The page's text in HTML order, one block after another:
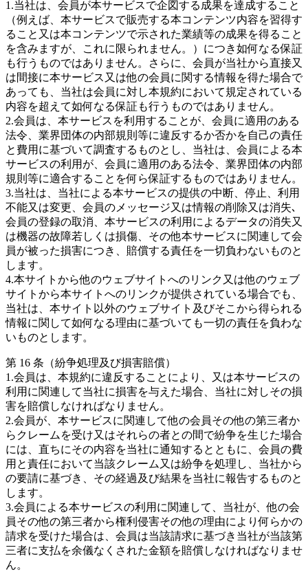
1.当社は、会員が本サービスで企図する成果を達成すること
（例えば、本サービスで販売する本コンテンツ内容を習得す
ること又は本コンテンツで示された業績等の成果を得ること
を含みますが、これに限られません。）につき如何なる保証
も行うものではありません。さらに、会員が当社から直接又
は間接に本サービス又は他の会員に関する情報を得た場合で
あっても、当社は会員に対し本規約において規定されている
内容を超えて如何なる保証も行うものではありません。
2.会員は、本サービスを利用することが、会員に適用のある
法令、業界団体の内部規則等に違反するか否かを自己の責任
と費用に基づいて調査するものとし、当社は、会員による本
サービスの利用が、会員に適用のある法令、業界団体の内部
規則等に適合することを何ら保証するものではありません。
3.当社は、当社による本サービスの提供の中断、停止、利用
不能又は変更、会員のメッセージ又は情報の削除又は消失､
会員の登録の取消、本サービスの利用によるデータの消失又
は機器の故障若しくは損傷、その他本サービスに関連して会
員が被った損害につき、賠償する責任を一切負わないものと
します。
4.本サイトから他のウェブサイトへのリンク又は他のウェブ
サイトから本サイトへのリンクが提供されている場合でも、
当社は、本サイト以外のウェブサイト及びそこから得られる
情報に関して如何なる理由に基づいても一切の責任を負わな
いものとします。
第 16 条（紛争処理及び損害賠償）
1.会員は、本規約に違反することにより、又は本サービスの
利用に関連して当社に損害を与えた場合、当社に対しその損
害を賠償しなければなりません。
2.会員が、本サービスに関連して他の会員その他の第三者か
らクレームを受け又はそれらの者との間で紛争を生じた場合
には、直ちにその内容を当社に通知するとともに、会員の費
用と責任において当該クレーム又は紛争を処理し、当社から
の要請に基づき、その経過及び結果を当社に報告するものと
します。
3.会員による本サービスの利用に関連して、当社が、他の会
員その他の第三者から権利侵害その他の理由により何らかの
請求を受けた場合は、会員は当該請求に基づき当社が当該第
三者に支払を余儀なくされた金額を賠償しなければなりませ
ん。